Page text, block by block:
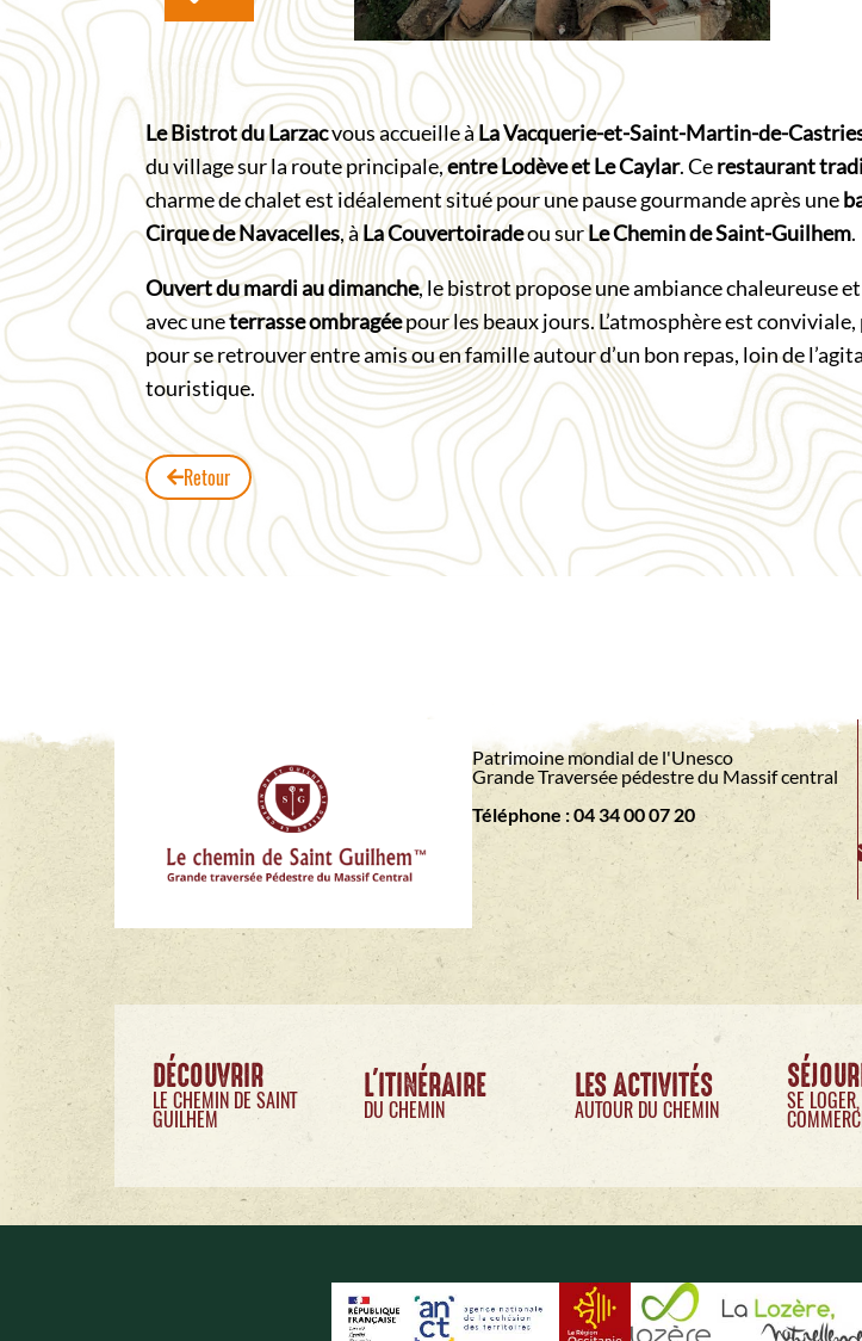
Le Bistrot du Larzacvous accueille àLa Vacquerie-et-Saint-Martin-de-
du village sur la route principale,entre Lodève et Le Caylar. Cerestaurant
charme de chalet est idéalement situé pour une pause gourmande après une
Cirque de Navacelles, àLa Couvertoiradeou surLe Chemin de Saint-Guilhem.
Ouvert du mardi au dimanche, le bistrot propose une ambiance chaleureuse
avec uneterrasse ombragéepour les beaux jours. L’atmosphère est
pour se retrouver entre amis ou en famille autour d’un bon repas, loin de
touristique.
Retour
Patrimoine mondial de l'Unesco
Grande Traversée pédestre du Massif central
Téléphone : 04 34 00 07 20
DÉCOUVRIR
LE CHEMIN DE SAINT
GUILHEM
L'ITINÉRAIRE
DU CHEMIN
LES ACTIVITÉS
AUTOUR DU CHEMIN SE